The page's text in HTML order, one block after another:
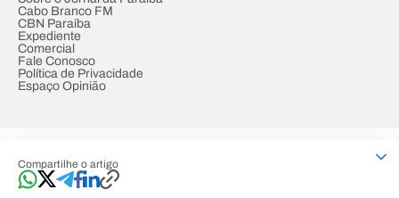
Compartilhe o artigo
Cabo Branco FM
CBN Paraíba
Expediente
Comercial
Fale Conosco
Política de Privacidade
Espaço Opinião
Developed by Designed by